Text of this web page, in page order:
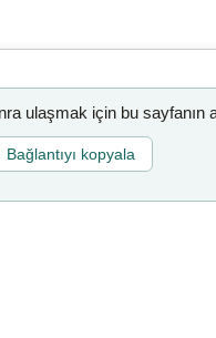
ulaşmak için bu sayfanın
Bağlantıyı kopyala